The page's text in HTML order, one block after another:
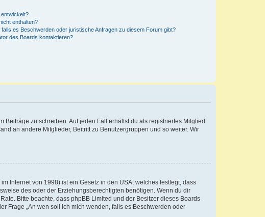
enthalten?
es Beschwerden oder juristische Anfragen zu diesem Forum gibt?
des Boards kontaktieren?
zu schreiben. Auf jeden Fall erhältst du als registriertes Mitglied
an andere Mitglieder, Beitritt zu Benutzergruppen und so weiter. Wir
Internet von 1998) ist ein Gesetz in den USA, welches festlegt, dass
des oder der Erziehungsberechtigten benötigen. Wenn du dir
Bitte beachte, dass phpBB Limited und der Besitzer dieses Boards
Frage „An wen soll ich mich wenden, falls es Beschwerden oder